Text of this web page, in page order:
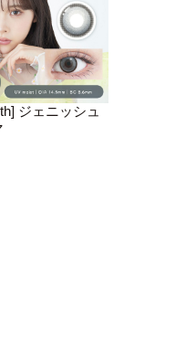
ジェニッシュ